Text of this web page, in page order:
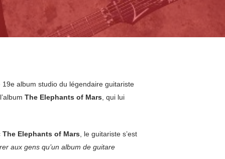
album studio du légendaire guitariste
The Elephants of Mars , qui lui
The Elephants of Mars , le guitariste s’est
aux gens qu’un album de guitare